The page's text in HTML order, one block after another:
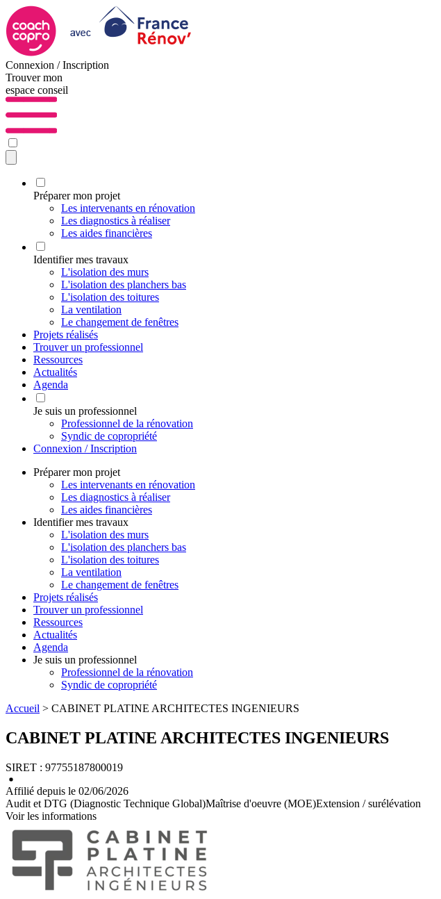
Connexion / Inscription
Trouver mon
espace conseil
Préparer mon projet
Les intervenants en rénovation
Les diagnostics à réaliser
Les aides financières
Identifier mes travaux
L'isolation des murs
L'isolation des planchers bas
L'isolation des toitures
La ventilation
Le changement de fenêtres
Projets réalisés
Trouver un professionnel
Ressources
Actualités
Agenda
Je suis un professionnel
Professionnel de la rénovation
Syndic de copropriété
Connexion / Inscription
Préparer mon projet
Les intervenants en rénovation
Les diagnostics à réaliser
Les aides financières
Identifier mes travaux
L'isolation des murs
L'isolation des planchers bas
L'isolation des toitures
La ventilation
Le changement de fenêtres
Projets réalisés
Trouver un professionnel
Ressources
Actualités
Agenda
Je suis un professionnel
Professionnel de la rénovation
Syndic de copropriété
Accueil > CABINET PLATINE ARCHITECTES INGENIEURS
CABINET PLATINE ARCHITECTES INGENIEURS
SIRET : 97755187800019
Affilié depuis le 02/06/2026
Audit et DTG (Diagnostic Technique Global)Maîtrise d'oeuvre (MOE)Extension / surélévation
Voir les informations